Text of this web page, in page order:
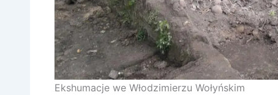
Ekshumacje we Włodzimierzu Wołyńskim